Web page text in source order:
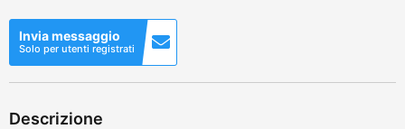
Invia messaggio
Solo per utenti registrati
Descrizione